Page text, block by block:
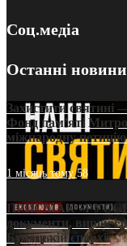
Соц.медіа
Останні новини
Захистити святині
Фонд пам’яті
міжнародну
1 місяць тому58
ПРИСМАК
документи, вирок і
Бучацькій єпархії